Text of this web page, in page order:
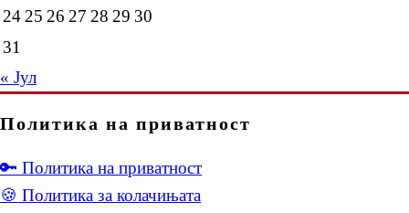
2425 26 27 28 29 30
31
« Јул
Политика на приватност
🔑 Политика на приватност
🍪 Политика за колачињата